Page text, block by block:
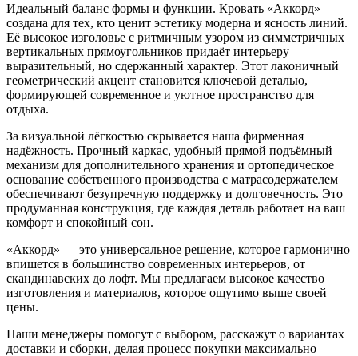
Идеальный баланс формы и функции. Кровать «Аккорд»
создана для тех, кто ценит эстетику модерна и ясность линий.
Её высокое изголовье с ритмичным узором из симметричных
вертикальных прямоугольников придаёт интерьеру
выразительный, но сдержанный характер. Этот лаконичный
геометрический акцент становится ключевой деталью,
формирующей современное и уютное пространство для
отдыха.
За визуальной лёгкостью скрывается наша фирменная
надёжность. Прочный каркас, удобный прямой подъёмный
механизм для дополнительного хранения и ортопедическое
основание собственного производства с матрасодержателем
обеспечивают безупречную поддержку и долговечность. Это
продуманная конструкция, где каждая деталь работает на ваш
комфорт и спокойный сон.
«Аккорд» — это универсальное решение, которое гармонично
впишется в большинство современных интерьеров, от
скандинавских до лофт. Мы предлагаем высокое качество
изготовления и материалов, которое ощутимо выше своей
цены.
Наши менеджеры помогут с выбором, расскажут о вариантах
доставки и сборки, делая процесс покупки максимально